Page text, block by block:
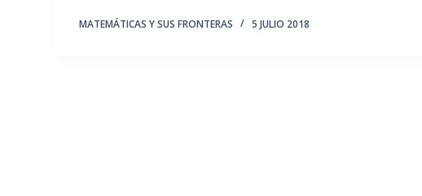
MATEMÁTICAS Y SUS FRONTERAS 5 JULIO 2018